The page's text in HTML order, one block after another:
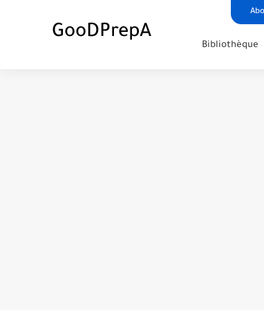
GooDPrepA
Bibliothèque